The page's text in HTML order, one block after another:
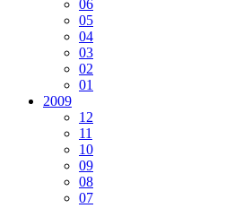
06
05
04
03
02
01
2009
12
11
10
09
08
07